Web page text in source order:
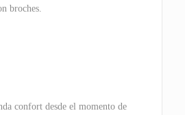
broches.
confort desde el momento de